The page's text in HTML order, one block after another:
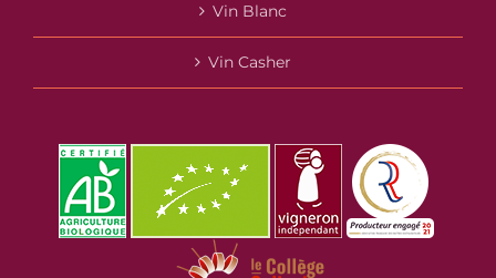
Vin Blanc
Vin Casher